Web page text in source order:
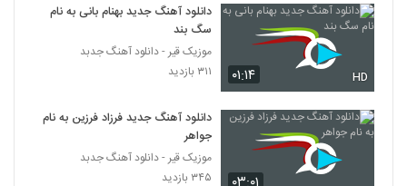
5675
دانلود آهنگ پا بند از منوچهر حیدری به همراه
متن ترانه
5676
موزیک زیبای جزیره از محمد مهدی
مصطفی تقوایی آهنگ یه دونه باشی
۵۱۶ بازدید
۰۱:۱۴ HD
دانلود آهنگ جدید بهنام بانی به نام
سگ بند
موزیک قیر - دانلود آهنگ جدبد
۳۱۱ بازدید
دانلود آهنگ جدید فرزاد فرزین به نام
جواهر
موزیک قیر - دانلود آهنگ جدبد
۳۴۵ بازدید